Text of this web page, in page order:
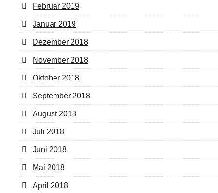
Februar 2019
Januar 2019
Dezember 2018
November 2018
Oktober 2018
September 2018
August 2018
Juli 2018
Juni 2018
Mai 2018
April 2018